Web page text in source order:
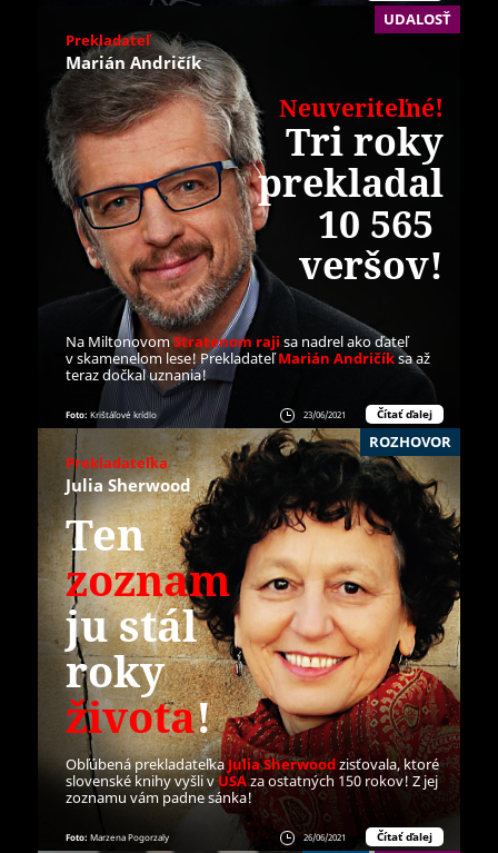
UDALOSŤ
Prekladateľ
Marián Andričík
Neuveriteľné!
Tri roky
prekladal
10 565
​veršov!
Na MiltonovomStratenom raji sa nadrel ako ďateľ
v skamenelom lese! PrekladateľMarián Andričíksa až
teraz dočkal uznania!
23/06/2021 Čítať ďalej
Foto: Krištáľové krídlo
ROZHOVOR
Prekladateľka
Julia Sherwood
Ten
zoznam
ju stál
roky
života!
Obľúbená prekladateľkaJulia Sherwoodzisťovala, ktoré
slovenské knihy vyšli vUSAza ostatných 150 rokov! Z jej
zoznamu vám padne sánka!
26/06/2021 Čítať ďalej
Foto: Marzena Pogorzaly